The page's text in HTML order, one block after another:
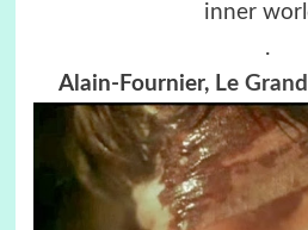
inner
.
Alain-Fournier, Le